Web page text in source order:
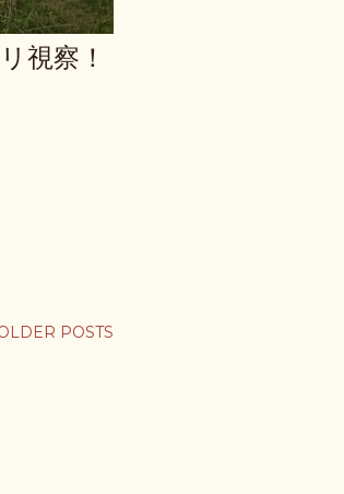
視察！
POSTS